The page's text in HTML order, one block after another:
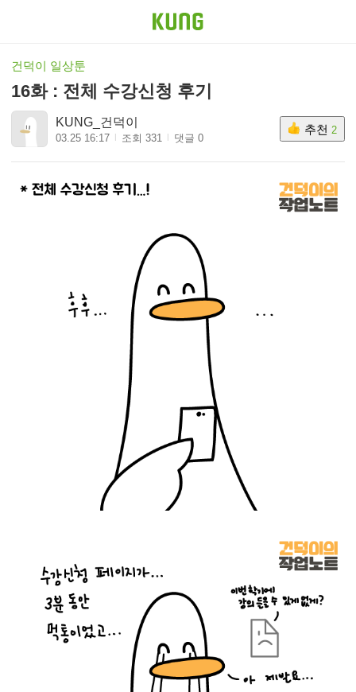
건덕이 일상툰
16화 : 전체 수강신청 후기
KUNG_건덕이
03.25 16:17 조회 331 댓글 0
추천 2